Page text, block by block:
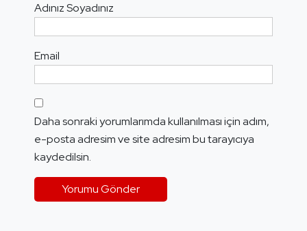
Adınız Soyadınız
Email
Daha sonraki yorumlarımda kullanılması için adım,
e-posta adresim ve site adresim bu tarayıcıya
kaydedilsin.